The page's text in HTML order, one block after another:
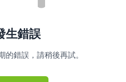
生錯誤
的錯誤，請稍後再試。